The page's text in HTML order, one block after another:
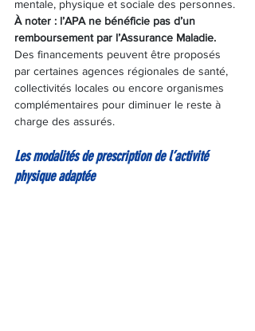
mentale, physique et sociale des personnes.
À noter : l’APA ne bénéficie pas d’un
remboursement par l’Assurance Maladie.
Des financements peuvent être proposés
par certaines agences régionales de santé,
collectivités locales ou encore organismes
complémentaires pour diminuer le reste à
charge des assurés.
Les modalités de prescription de l’activité
physique adaptée